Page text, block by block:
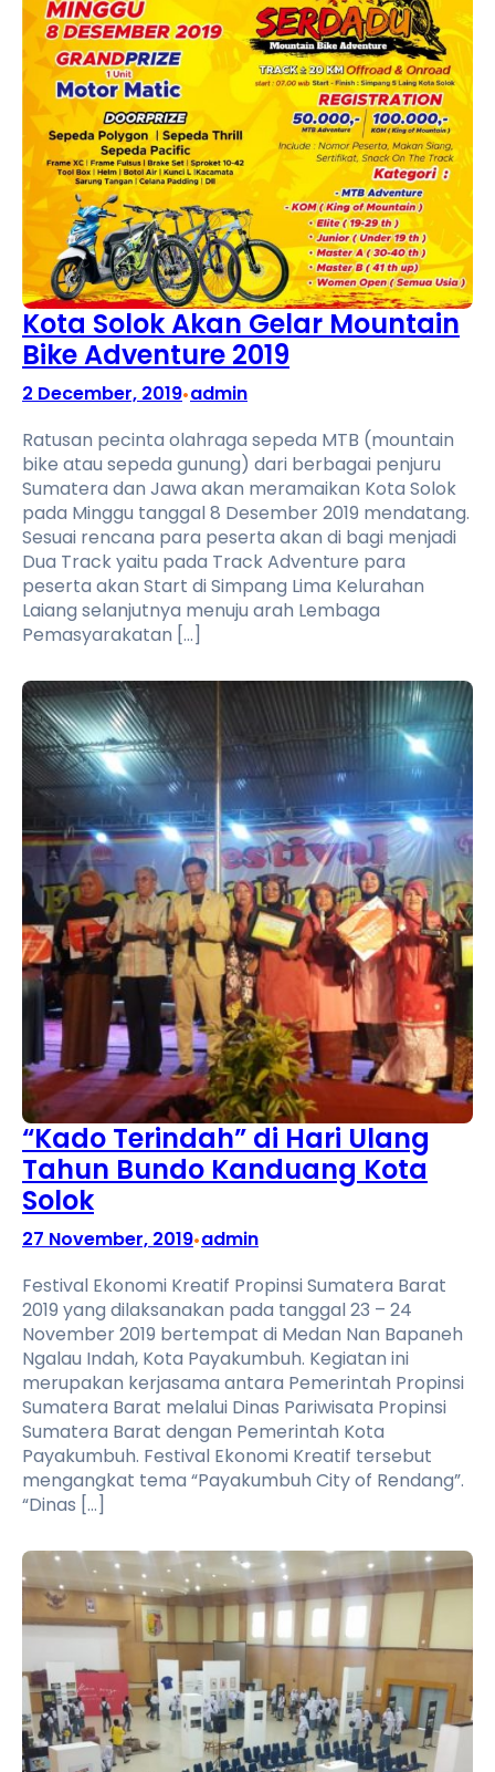
Kota Solok Akan Gelar Mountain
Bike Adventure 2019
2 December, 2019•admin
Ratusan pecinta olahraga sepeda MTB (mountain
bike atau sepeda gunung) dari berbagai penjuru
Sumatera dan Jawa akan meramaikan Kota Solok
pada Minggu tanggal 8 Desember 2019 mendatang.
Sesuai rencana para peserta akan di bagi menjadi
Dua Track yaitu pada Track Adventure para
peserta akan Start di Simpang Lima Kelurahan
Laiang selanjutnya menuju arah Lembaga
Pemasyarakatan […]
“Kado Terindah” di Hari Ulang
Tahun Bundo Kanduang Kota
Solok
27 November, 2019•admin
Festival Ekonomi Kreatif Propinsi Sumatera Barat
2019 yang dilaksanakan pada tanggal 23 – 24
November 2019 bertempat di Medan Nan Bapaneh
Ngalau Indah, Kota Payakumbuh. Kegiatan ini
merupakan kerjasama antara Pemerintah Propinsi
Sumatera Barat melalui Dinas Pariwisata Propinsi
Sumatera Barat dengan Pemerintah Kota
Payakumbuh. Festival Ekonomi Kreatif tersebut
mengangkat tema “Payakumbuh City of Rendang”.
“Dinas […]